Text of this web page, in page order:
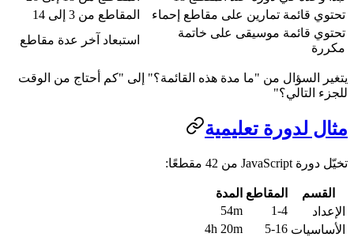
تحتوي قائمة تمارين على مقاطع إحماء
المقاطع من 3 إلى 14
تحتوي قائمة موسيقى على خاتمة
مكررة
استبعاد آخر عدة مقاطع
يتغير السؤال من "ما مدة هذه القائمة؟" إلى "كم أحتاج من الوقت
للجزء التالي؟"
مثال لدورة تعليمية
تخيّل دورة JavaScript من 42 مقطعًا:
القسم المقاطع المدة
الإعداد
1-4
54m
الأساسيات 5-16
4h 20m